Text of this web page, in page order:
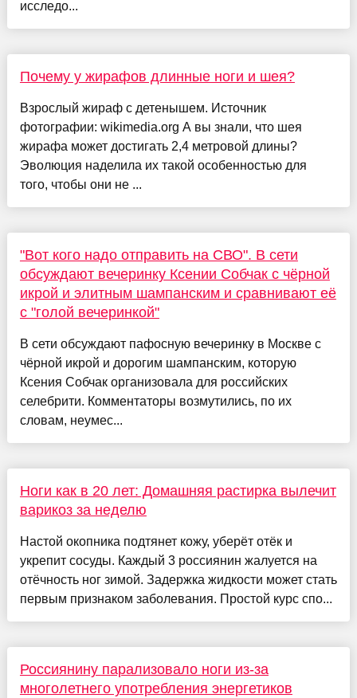
исследо...
Почему у жирафов длинные ноги и шея?
Взрослый жираф с детенышем. Источник
фотографии: wikimedia.org А вы знали, что шея
жирафа может достигать 2,4 метровой длины?
Эволюция наделила их такой особенностью для
того, чтобы они не ...
"Вот кого надо отправить на СВО". В сети
обсуждают вечеринку Ксении Собчак с чёрной
икрой и элитным шампанским и сравнивают её
с "голой вечеринкой"
В сети обсуждают пафосную вечеринку в Москве с
чёрной икрой и дорогим шампанским, которую
Ксения Собчак организовала для российских
селебрити. Комментаторы возмутились, по их
словам, неумес...
Ноги как в 20 лет: Домашняя растирка вылечит
варикоз за неделю
Настой окопника подтянет кожу, уберёт отёк и
укрепит сосуды. Каждый 3 россиянин жалуется на
отёчность ног зимой. Задержка жидкости может стать
первым признаком заболевания. Простой курс спо...
Россиянину парализовало ноги из-за
многолетнего употребления энергетиков